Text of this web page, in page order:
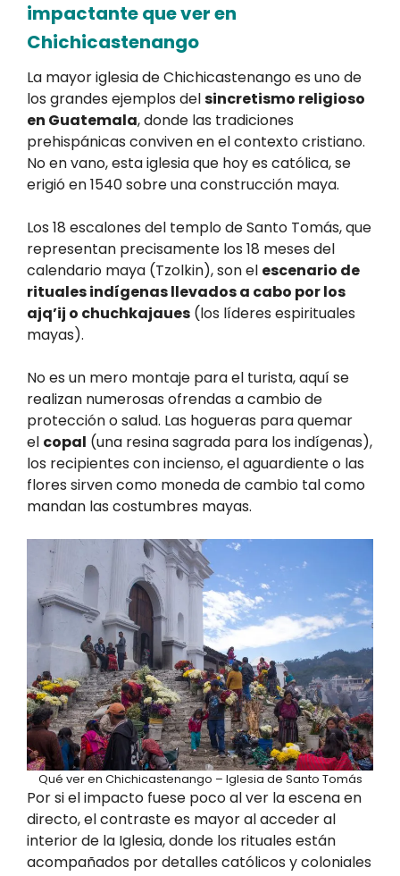
impactante que ver en
Chichicastenango
La mayor iglesia de Chichicastenango es uno de
los grandes ejemplos delsincretismo religioso
en Guatemala, donde las tradiciones
prehispánicas conviven en el contexto cristiano.
No en vano, esta iglesia que hoy es católica, se
erigió en 1540 sobre una construcción maya.
Los 18 escalones del templo de Santo Tomás, que
representan precisamente los 18 meses del
calendario maya (Tzolkin), son el escenario de
rituales indígenas llevados a cabo por los
ajq’ij o chuchkajaues (los líderes espirituales
mayas).
No es un mero montaje para el turista, aquí se
realizan numerosas ofrendas a cambio de
protección o salud. Las hogueras para quemar
el copal (una resina sagrada para los indígenas),
los recipientes con incienso, el aguardiente o las
flores sirven como moneda de cambio tal como
mandan las costumbres mayas.
Qué ver en Chichicastenango – Iglesia de Santo Tomás
Por si el impacto fuese poco al ver la escena en
directo, el contraste es mayor al acceder al
interior de la Iglesia, donde los rituales están
acompañados por detalles católicos y coloniales